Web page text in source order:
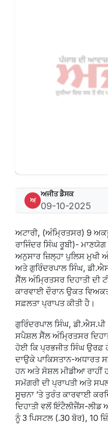
ਅ
ਅਜੀਤ ਡੈਸਕ
09-10-2025
ਅਟਾਰੀ, (ਅੰਮ੍ਰਿਤਸਰ) 9
ਰਾਜਿੰਦਰ ਸਿੰਘ ਰੂਬੀ)- ਮਾਣਯੋਗ
ਅਨੁਸਾਰ ਜ਼ਿਲ੍ਹਾ ਪੁਲਿਸ ਮੁਖੀ
ਅਤੇ ਗੁਰਿੰਦਰਪਾਲ ਸਿੰਘ,
ਸੈੱਲ ਅੰਮ੍ਰਿਤਸਰ ਦਿਹਾਤੀ ਦੀ
ਕਾਰਵਾਈ ਦੌਰਾਨ ਉਕਤ
ਸਫ਼ਲਤਾ ਪ੍ਰਾਪਤ ਕੀਤੀ ਹੈ।
ਗੁਰਿੰਦਰਪਾਲ ਸਿੰਘ, ਡੀ.ਐਸ.ਪੀ
ਸਪੈਸ਼ਲ ਸੈੱਲ ਅੰਮ੍ਰਿਤਸਰ
ਹੋਈ ਕਿ ਪ੍ਰਭਜੀਤ ਸਿੰਘ ਉਰਫ਼
ਦਾਉਕੇ ਪਾਕਿਸਤਾਨ-ਅਧਾਰਤ
ਹਨ ਅਤੇ ਸੋਸ਼ਲ ਮੀਡੀਆ ਰਾਹੀਂ
ਸਮੱਗਰੀ ਦੀ ਪ੍ਰਾਪਤੀ ਅਤੇ
ਸੂਚਨਾ ’ਤੇ ਤੁਰੰਤ ਕਾਰਵਾਈ
ਦਿਹਾਤੀ ਵਲੋਂ ਇੰਟੈਲੀਜੈਂਸ-
ਨੂੰ 3 ਪਿਸਟਲ (.30 ਬੋਰ), 10